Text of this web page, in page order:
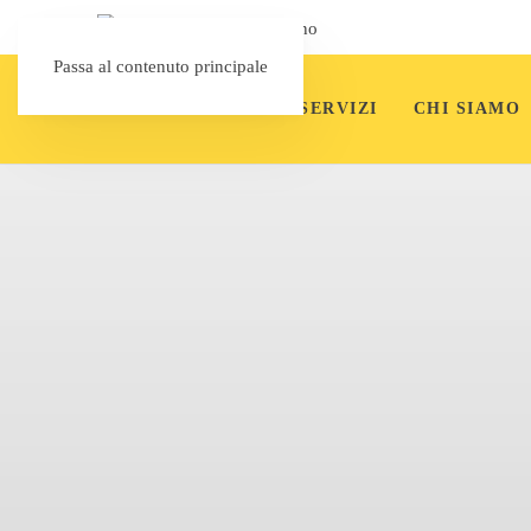
Passa al contenuto principale
SERVIZI CHI SIAMO